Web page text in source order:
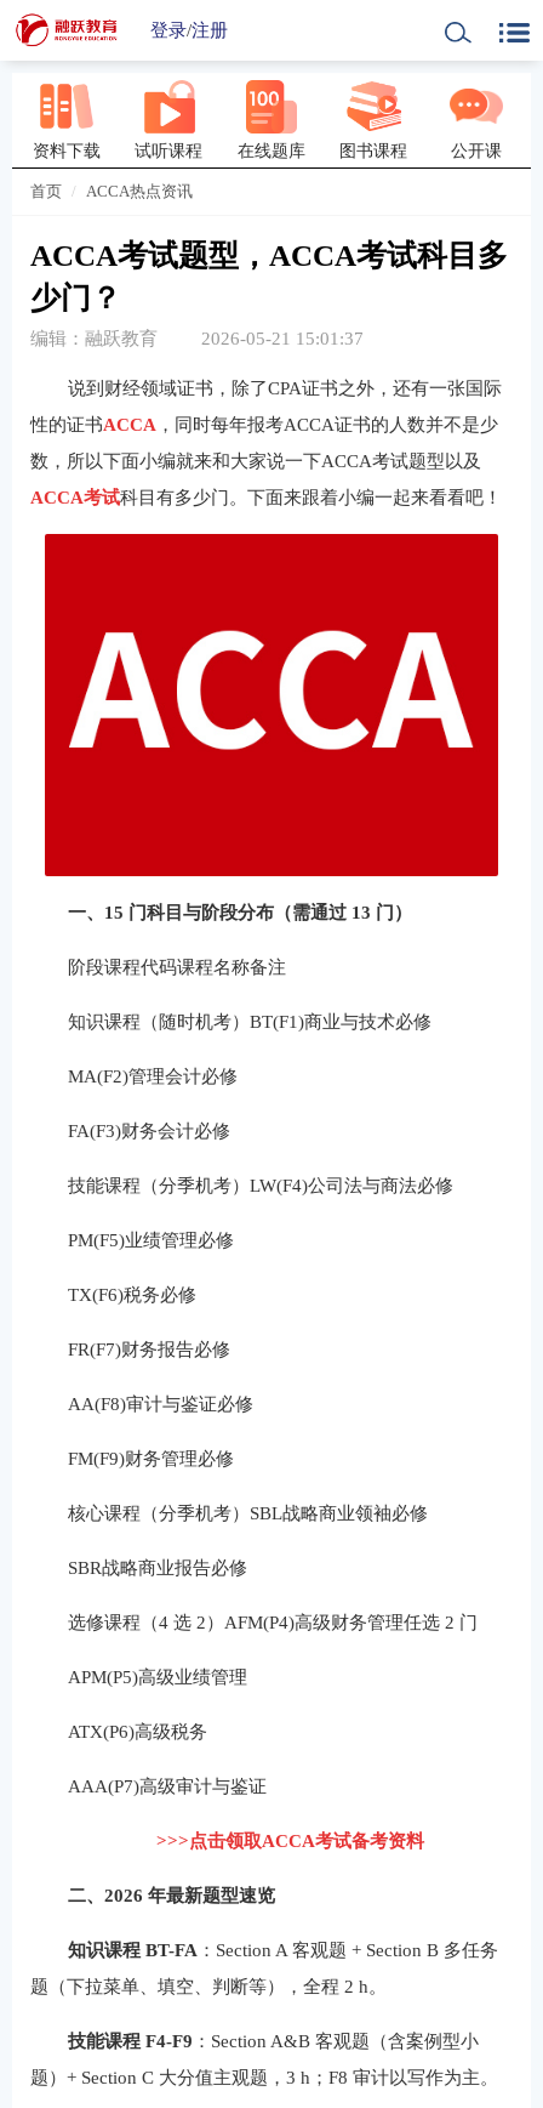
登录/注册
资料下载 试听课程 在线题库 图书课程 公开课
首页 ACCA热点资讯
ACCA考试题型，ACCA考试科目多
少门？
编辑：融跃教育 2026-05-21 15:01:37
说到财经领域证书，除了CPA证书之外，还有一张国际
性的证书ACCA ，同时每年报考ACCA证书的人数并不是少
数，所以下面小编就来和大家说一下ACCA考试题型以及
ACCA考试科目有多少门。下面来跟着小编一起来看看吧！
一、15 门科目与阶段分布（需通过 13 门）
阶段课程代码课程名称备注
知识课程（随时机考）BT(F1)商业与技术必修
MA(F2)管理会计必修
FA(F3)财务会计必修
技能课程（分季机考）LW(F4)公司法与商法必修
PM(F5)业绩管理必修
TX(F6)税务必修
FR(F7)财务报告必修
AA(F8)审计与鉴证必修
FM(F9)财务管理必修
核心课程（分季机考）SBL战略商业领袖必修
SBR战略商业报告必修
选修课程（4 选 2）AFM(P4)高级财务管理任选 2 门
APM(P5)高级业绩管理
ATX(P6)高级税务
AAA(P7)高级审计与鉴证
>>>点击领取ACCA考试备考资料
二、2026 年最新题型速览
知识课程 BT-FA ：Section A 客观题 + Section B 多任务
题（下拉菜单、填空、判断等），全程 2 h。
技能课程 F4-F9 ：Section A&B 客观题（含案例型小
题）+ Section C 大分值主观题，3 h；F8 审计以写作为主。